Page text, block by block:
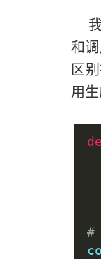
我
和
区
用
#